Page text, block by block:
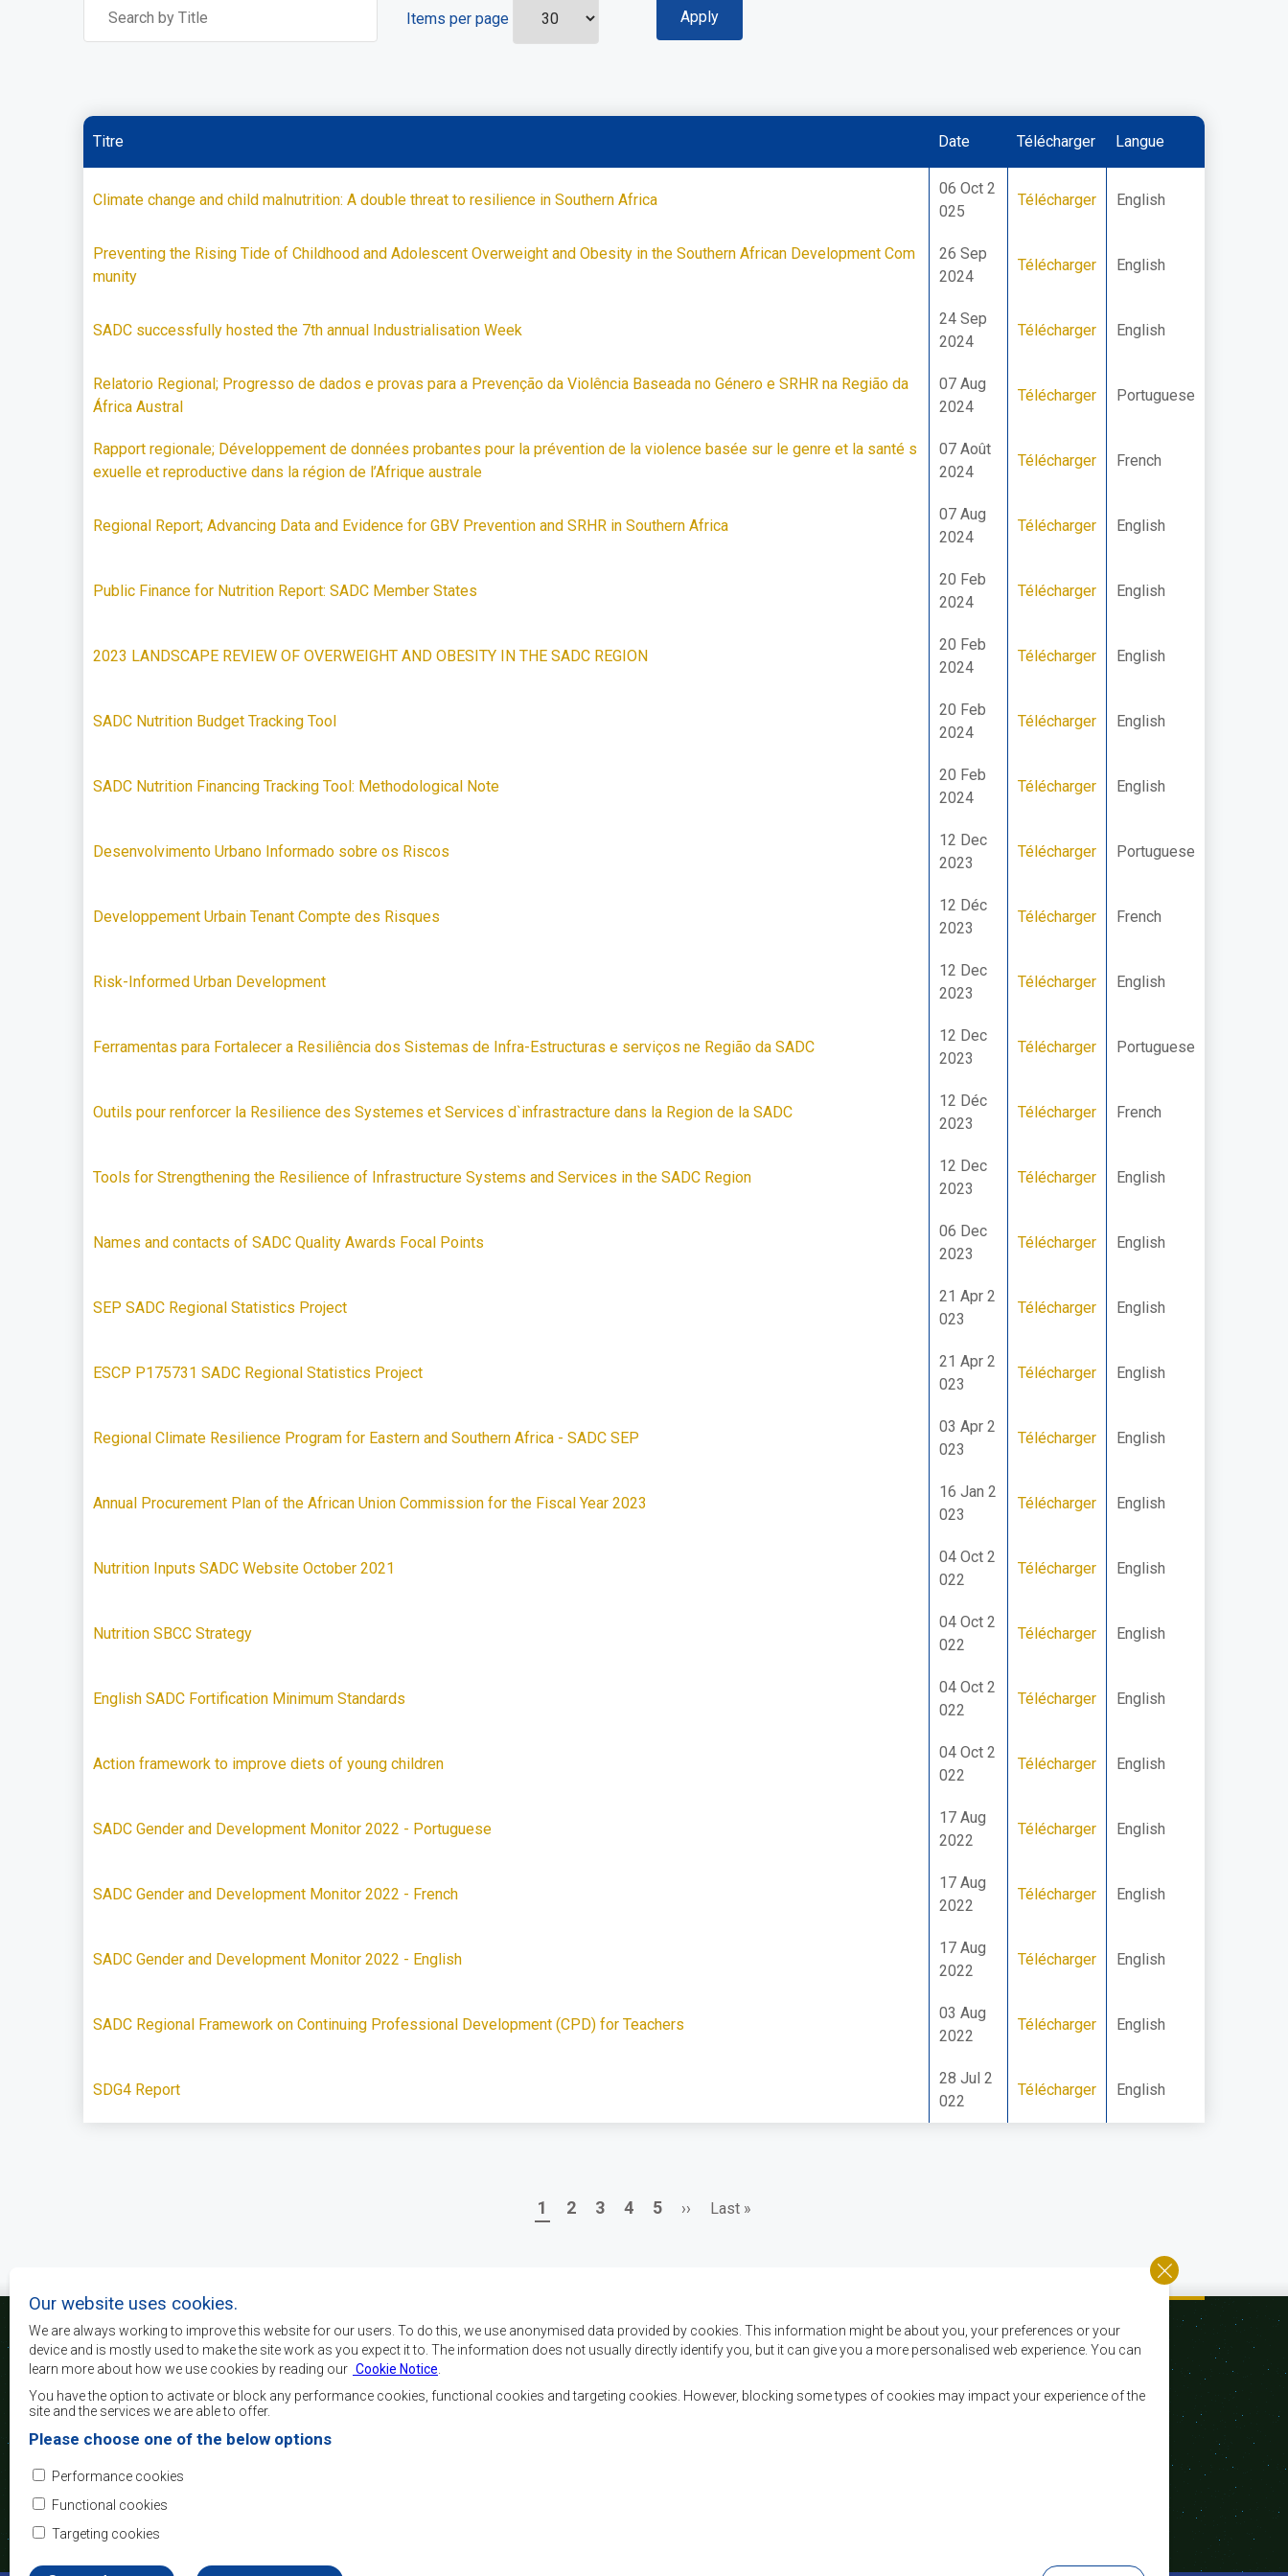
Items per page
Titre Date Télécharger Langue
Climate change and child malnutrition: A double threat to resilience in Southern Africa
06 Oct 2
025
Télécharger English
Preventing the Rising Tide of Childhood and Adolescent Overweight and Obesity in the Southern African Development Com
munity
26 Sep
2024
Télécharger English
SADC successfully hosted the 7th annual Industrialisation Week
24 Sep
2024
Télécharger English
Relatorio Regional; Progresso de dados e provas para a Prevenção da Violência Baseada no Género e SRHR na Região da
África Austral
07 Aug
2024
Télécharger Portuguese
Rapport regionale; Développement de données probantes pour la prévention de la violence basée sur le genre et la santé s
exuelle et reproductive dans la région de l’Afrique australe
07 Août
2024
Télécharger French
Regional Report; Advancing Data and Evidence for GBV Prevention and SRHR in Southern Africa
07 Aug
2024
Télécharger English
Public Finance for Nutrition Report: SADC Member States
20 Feb
2024
Télécharger English
2023 LANDSCAPE REVIEW OF OVERWEIGHT AND OBESITY IN THE SADC REGION
20 Feb
2024
Télécharger English
SADC Nutrition Budget Tracking Tool
20 Feb
2024
Télécharger English
SADC Nutrition Financing Tracking Tool: Methodological Note
20 Feb
2024
Télécharger English
Desenvolvimento Urbano Informado sobre os Riscos
12 Dec
2023
Télécharger Portuguese
Developpement Urbain Tenant Compte des Risques
12 Déc
2023
Télécharger French
Risk-Informed Urban Development
12 Dec
2023
Télécharger English
Ferramentas para Fortalecer a Resiliência dos Sistemas de Infra-Estructuras e serviços ne Região da SADC
12 Dec
2023
Télécharger Portuguese
Outils pour renforcer la Resilience des Systemes et Services d`infrastracture dans la Region de la SADC
12 Déc
2023
Télécharger French
Tools for Strengthening the Resilience of Infrastructure Systems and Services in the SADC Region
12 Dec
2023
Télécharger English
Names and contacts of SADC Quality Awards Focal Points
06 Dec
2023
Télécharger English
SEP SADC Regional Statistics Project
21 Apr 2
023
Télécharger English
ESCP P175731 SADC Regional Statistics Project
21 Apr 2
023
Télécharger English
Regional Climate Resilience Program for Eastern and Southern Africa - SADC SEP
03 Apr 2
023
Télécharger English
Annual Procurement Plan of the African Union Commission for the Fiscal Year 2023
16 Jan 2
023
Télécharger English
Nutrition Inputs SADC Website October 2021
04 Oct 2
022
Télécharger English
Nutrition SBCC Strategy
04 Oct 2
022
Télécharger English
English SADC Fortification Minimum Standards
04 Oct 2
022
Télécharger English
Action framework to improve diets of young children
04 Oct 2
022
Télécharger English
SADC Gender and Development Monitor 2022 - Portuguese
17 Aug
2022
Télécharger English
SADC Gender and Development Monitor 2022 - French
17 Aug
2022
Télécharger English
SADC Gender and Development Monitor 2022 - English
17 Aug
2022
Télécharger English
SADC Regional Framework on Continuing Professional Development (CPD) for Teachers
03 Aug
2022
Télécharger English
SDG4 Report
28 Jul 2
022
Télécharger English
Page
1 Page
2 Page
3 Page
4 Page
5
Next
››
Last
Last »
La SADC a pour principaux objectifs de réaliser
les objectifs de développement, d’établir la paix et
qualité de vie du peuple de l’Afrique australe et
démocratiques consolidés et d’un développement équitable et durable.
Our website uses cookies.
We are always working to improve this website for our users. To do this, we use anonymised data provided by cookies. This information might be about you, your preferences or your
device and is mostly used to make the site work as you expect it to. The information does not usually directly identify you, but it can give you a more personalised web experience. You can
learn more about how we use cookies by reading our Cookie Notice
You have the option to activate or block any performance cookies, functional cookies and targeting cookies. However, blocking some types of cookies may impact your experience of the
site and the services we are able to offer.
Please choose one of the below options
Performance cookies
Functional cookies
Targeting cookies